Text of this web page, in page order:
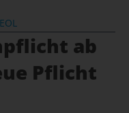
ab
Pflicht